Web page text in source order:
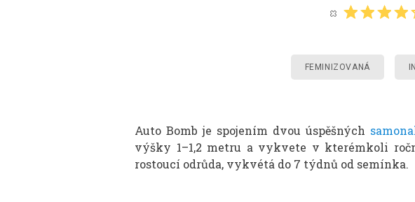
FEMINIZOVANÁ
Auto Bomb je spojením dvou úspěšných
výšky 1–1,2 metru a vykvete v kterémkoli
rostoucí odrůda, vykvétá do 7 týdnů od semínka.